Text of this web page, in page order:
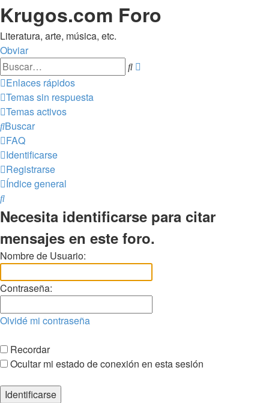
Krugos.com Foro
Literatura, arte, música, etc.
Obviar
Buscar
Enlaces rápidos
Temas sin respuesta
Temas activos
Buscar
FAQ
Identificarse
Registrarse
Índice general
Buscar
Necesita identificarse para citar
mensajes en este foro.
Nombre de Usuario:
Contraseña:
Olvidé mi contraseña
Recordar
Ocultar mi estado de conexión en esta sesión